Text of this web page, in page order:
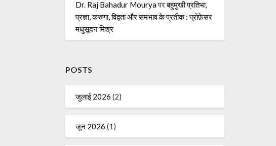
Dr. Raj Bahadur Mouryaपरबहुमुखी प्रतिभा,
प्रज्ञा, करुणा, विद्वता और समभाव के प्रतीक : प्रोफ़ेसर
मधुसूदन मिश्र
POSTS
जुलाई 2026 (2)
जून 2026 (1)